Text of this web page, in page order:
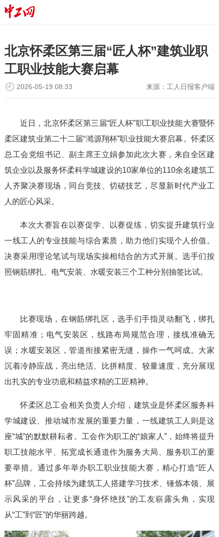
北京怀柔区第三届“匠人杯”建筑业职
工职业技能大赛启幕
来源： 工人日报客户端
2026-05-19 08:33
近日，北京怀柔区第三届“匠人杯”职工职业技能大赛暨怀
柔区建筑业第二十二届“澔源翔杯”职业技能大赛启幕。怀柔区
总工会党组书记、副主席王立娟参加此次大赛，来自全区建
筑企业以及服务怀柔科学城建设的10家单位的110余名建筑工
人齐聚决赛现场，同台竞技、切磋技艺，尽显新时代产业工
人的匠心风采。
本次大赛旨在以赛促学、以赛促练，切实提升建筑行业
一线工人的专业技能与综合素质，助力他们实现个人价值。
决赛采用理论笔试与现场实操相结合的方式开展。选手们按
照钢筋绑扎、电气安装、水暖安装三个工种分别抽签比试。
比赛现场，在钢筋绑扎区，选手们手指灵动翻飞，绑扎
牢固精准；电气安装区，线路布局规范合理，接线准确无
误；水暖安装区，管道衔接紧密无缝，操作一气呵成。大家
沉着冷静应战，亮出绝活、比拼精度、较量速度，充分展现
出扎实的专业功底和精益求精的工匠精神。
怀柔区总工会相关负责人介绍，建筑业是怀柔区服务科
学城建设、推动城市发展的重要力量，一线建筑工人则是这
座“城”的默默耕耘者。工会作为职工的“娘家人”，始终将提升
职工技能水平、拓宽成长通道作为服务大局、服务职工的重
要举措。通过多年举办职工职业技能大赛，精心打造“匠人
杯”品牌，工会持续为建筑工人搭建学习技术、锤炼本领、展
示风采的平台，让更多“身怀绝技”的工友崭露头角，实现
从“工”到“匠”的华丽跨越。